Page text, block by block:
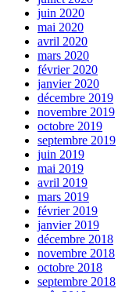
juin 2020
mai 2020
avril 2020
mars 2020
février 2020
janvier 2020
décembre 2019
novembre 2019
octobre 2019
septembre 2019
juin 2019
mai 2019
avril 2019
mars 2019
février 2019
janvier 2019
décembre 2018
novembre 2018
octobre 2018
septembre 2018